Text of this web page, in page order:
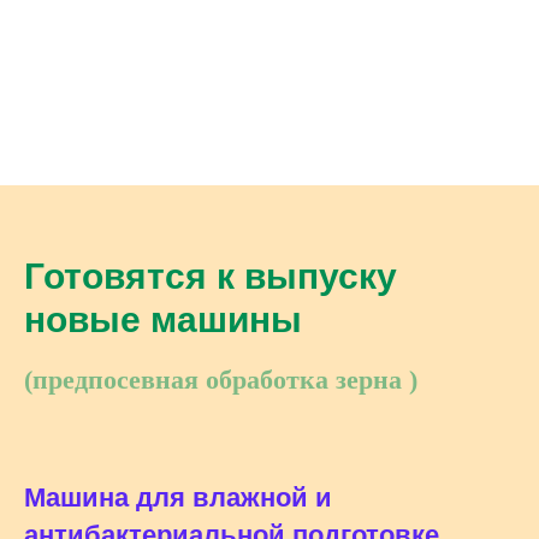
Готовятся к выпуску
новые машины
(предпосевная обработка зерна )
Машина для влажной и